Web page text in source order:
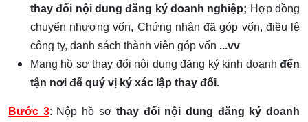
thay đổi nội dung đăng ký doanh nghiệp; Hợp đồng
chuyển nhượng vốn, Chứng nhận đã góp vốn, điều lệ
công ty, danh sách thành viên góp vốn ...vv
Mang hồ sơ thay đổi nội dung đăng ký kinh doanh đến
tận nơi để quý vị ký xác lập thay đổi.
Bước 3: Nộp hồ sơthay đổi nội dung đăng ký doanh